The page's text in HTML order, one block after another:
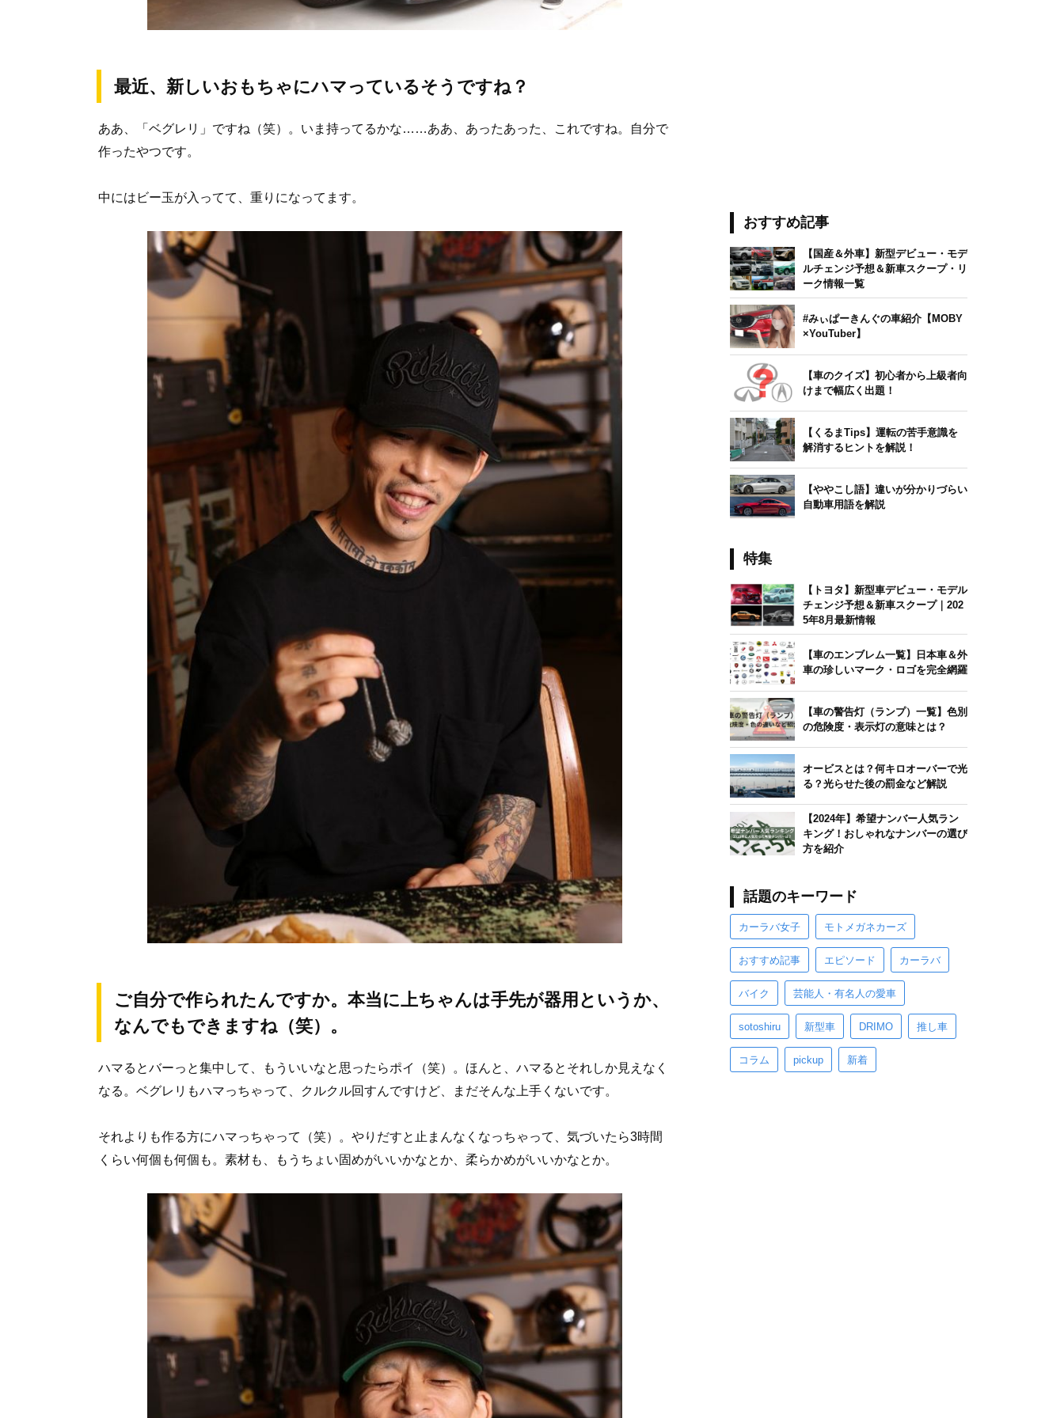
最近、新しいおもちゃにハマっているそうですね？
ああ、「ベグレリ」ですね（笑）。いま持ってるかな……ああ、あったあった、これですね。自分で
作ったやつです。
中にはビー玉が入ってて、重りになってます。
ご自分で作られたんですか。本当に上ちゃんは手先が器用というか、
なんでもできますね（笑）。
ハマるとバーっと集中して、もういいなと思ったらポイ（笑）。ほんと、ハマるとそれしか見えなく
なる。ベグレリもハマっちゃって、クルクル回すんですけど、まだそんな上手くないです。
それよりも作る方にハマっちゃって（笑）。やりだすと止まんなくなっちゃって、気づいたら3時間
くらい何個も何個も。素材も、もうちょい固めがいいかなとか、柔らかめがいいかなとか。
おすすめ記事
【国産＆外車】新型デビュー・モデ
ルチェンジ予想＆新車スクープ・リ
ーク情報一覧
#みぃぱーきんぐの車紹介【MOBY
×YouTuber】
【車のクイズ】初心者から上級者向
けまで幅広く出題！
【くるまTips】運転の苦手意識を
解消するヒントを解説！
【ややこし語】違いが分かりづらい
自動車用語を解説
特集
【トヨタ】新型車デビュー・モデル
チェンジ予想＆新車スクープ｜202
5年8月最新情報
【車のエンブレム一覧】日本車＆外
車の珍しいマーク・ロゴを完全網羅
【車の警告灯（ランプ）一覧】色別
の危険度・表示灯の意味とは？
オービスとは？何キロオーバーで光
る？光らせた後の罰金など解説
【2024年】希望ナンバー人気ラン
キング！おしゃれなナンバーの選び
方を紹介
話題のキーワード
カーラバ女子 モトメガネカーズ
おすすめ記事 エピソード カーラバ
バイク 芸能人・有名人の愛車
sotoshiru 新型車 DRIMO 推し車
コラム pickup 新着